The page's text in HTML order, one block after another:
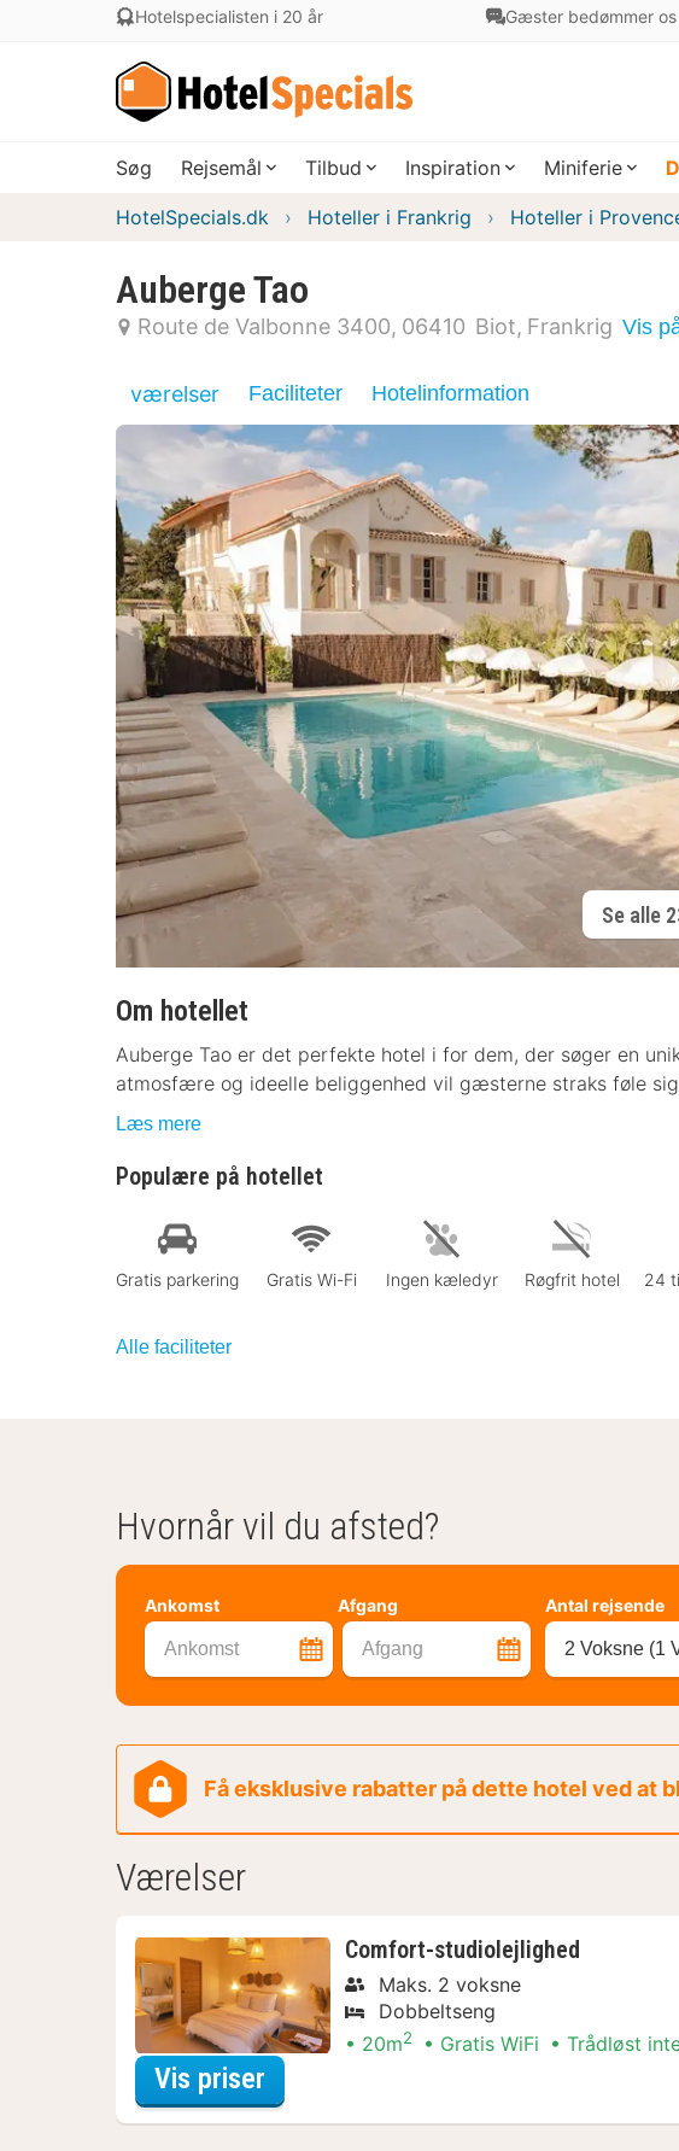
Hotelspecialisten i 20 år Gæster bedømmer
Søg Rejsemål Tilbud Inspiration Miniferie
HotelSpecials.dk Hoteller i Frankrig Hoteller i
Auberge Tao
Route de Valbonne 3400 06410 Biot Frankrig Vis
værelser Faciliteter Hotelinformation
Se alle
Om hotellet
Auberge Tao er det perfekte hotel i for dem, der søger en
atmosfære og ideelle beliggenhed vil gæsterne straks føle
Læs mere
Populære på hotellet
Gratis parkering Gratis Wi-Fi Ingen kæledyr Røgfrit hotel 24
Alle faciliteter
Hvornår vil du afsted?
Ankomst Afgang
Ankomst Afgang
Antal rejsende
2 Voksne (1
Få eksklusive rabatter på dette hotel ved at
Værelser
Comfort-studiolejlighed
Maks. 2 voksne
Dobbeltseng
20m2 Gratis WiFi Trådløst
Vis priser